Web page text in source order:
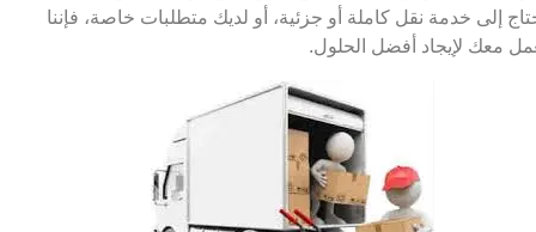
إلى خدمة نقل كاملة أو جزئية، أو لديك متطلبات خاصة، فإننا
معك لإيجاد أفضل الحلول.